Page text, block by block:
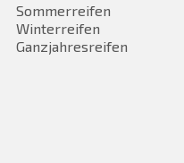
Sommerreifen
Winterreifen
Ganzjahresreifen